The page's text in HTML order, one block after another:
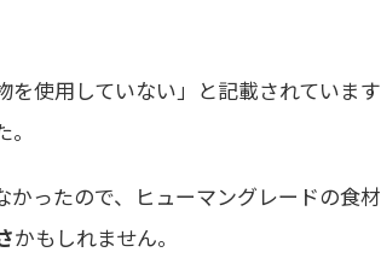
を使用していない」と記載されています
ったので、ヒューマングレードの食材
かもしれません。